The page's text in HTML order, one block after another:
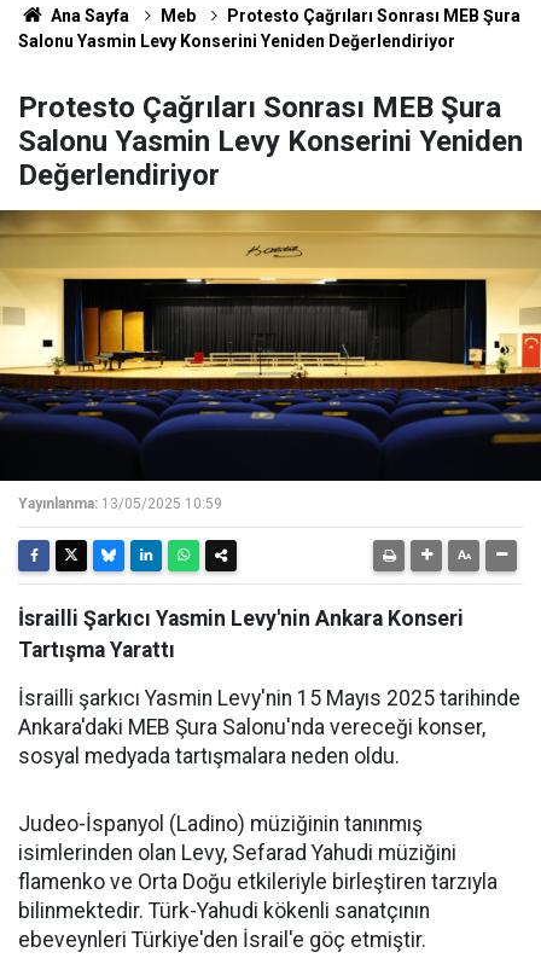
Ana Sayfa Meb
Protesto Çağrıları Sonrası MEB Şura
Salonu Yasmin Levy Konserini Yeniden Değerlendiriyor
Protesto Çağrıları Sonrası MEB Şura
Salonu Yasmin Levy Konserini Yeniden
Değerlendiriyor
Yayınlanma: 13/05/2025 10:59
İsrailli Şarkıcı Yasmin Levy'nin Ankara Konseri
Tartışma Yarattı
İsrailli şarkıcı Yasmin Levy'nin 15 Mayıs 2025 tarihinde
Ankara'daki MEB Şura Salonu'nda vereceği konser,
sosyal medyada tartışmalara neden oldu.
Judeo-İspanyol (Ladino) müziğinin tanınmış
isimlerinden olan Levy, Sefarad Yahudi müziğini
flamenko ve Orta Doğu etkileriyle birleştiren tarzıyla
bilinmektedir. Türk-Yahudi kökenli sanatçının
ebeveynleri Türkiye'den İsrail'e göç etmiştir.